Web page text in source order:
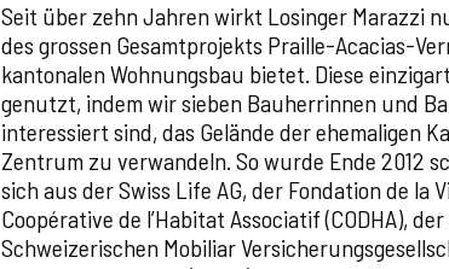
Seit über zehn Jahren wirkt Losinger Marazzi
des grossen Gesamtprojekts Praille-Acacias-
kantonalen Wohnungsbau bietet. Diese
genutzt, indem wir sieben Bauherrinnen und
interessiert sind, das Gelände der ehemaligen
Zentrum zu verwandeln. So wurde Ende 2012
sich aus der Swiss Life AG, der Fondation de la
Coopérative de l’Habitat Associatif (CODHA),
Schweizerischen Mobiliar